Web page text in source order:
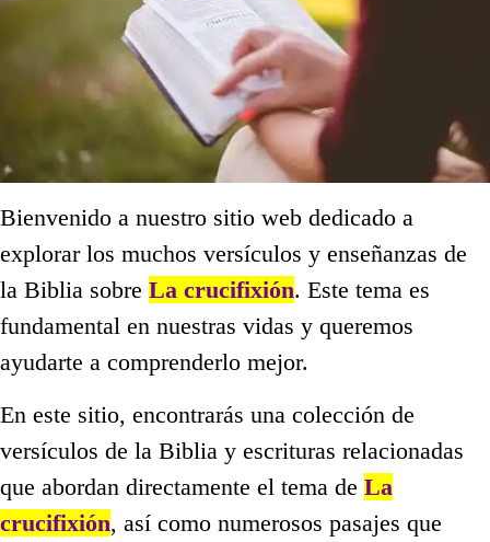
Bienvenido a nuestro sitio web dedicado a
explorar los muchos versículos y enseñanzas de
la Biblia sobre La crucifixión. Este tema es
fundamental en nuestras vidas y queremos
ayudarte a comprenderlo mejor.
En este sitio, encontrarás una colección de
versículos de la Biblia y escrituras relacionadas
que abordan directamente el tema de La
crucifixión, así como numerosos pasajes que